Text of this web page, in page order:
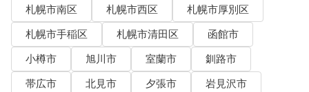
札幌市南区
札幌市西区
札幌市厚別区
札幌市手稲区
札幌市清田区
函館市
小樽市
旭川市 室蘭市
釧路市
帯広市
北見市 夕張市 岩見沢市